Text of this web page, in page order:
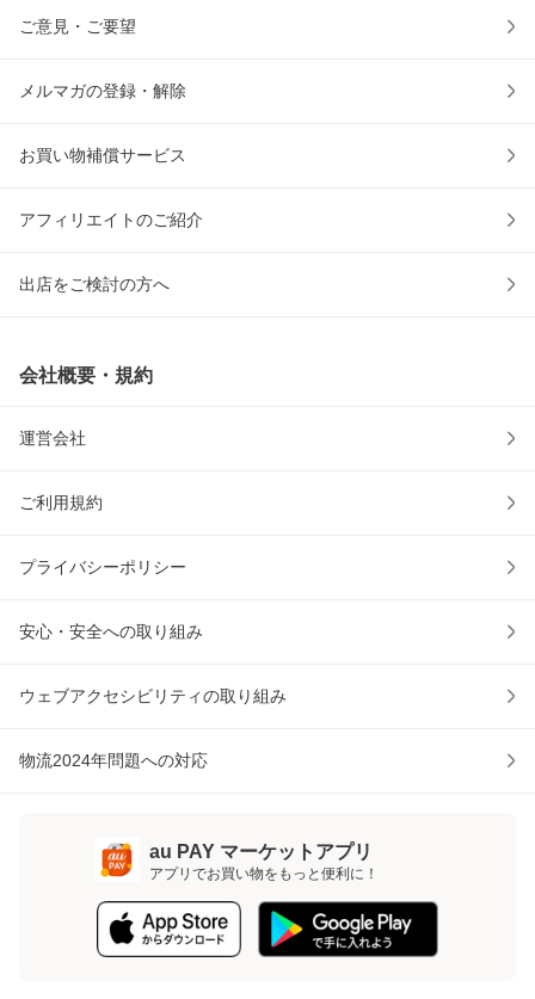
ご意見・ご要望
メルマガの登録・解除
お買い物補償サービス
アフィリエイトのご紹介
出店をご検討の方へ
会社概要・規約
運営会社
ご利用規約
プライバシーポリシー
安心・安全への取り組み
ウェブアクセシビリティの取り組み
物流2024年問題への対応
au PAY マーケットアプリ
アプリでお買い物をもっと便利に！